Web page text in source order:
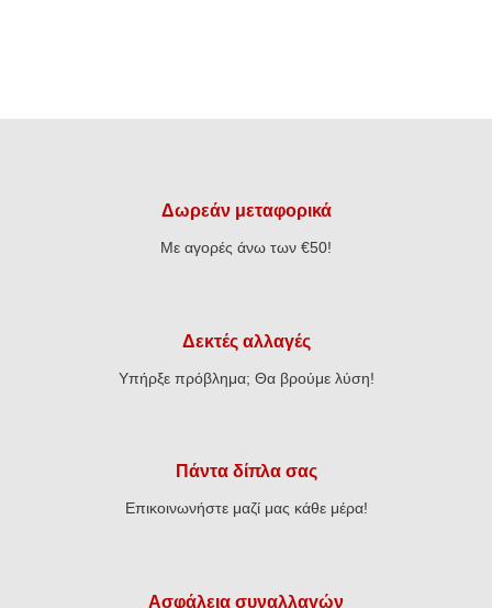
Δωρεάν μεταφορικά
Με αγορές άνω των €50!
Δεκτές αλλαγές
Υπήρξε πρόβλημα; Θα βρούμε λύση!
Πάντα δίπλα σας
Επικοινωνήστε μαζί μας κάθε μέρα!
Ασφάλεια συναλλαγών